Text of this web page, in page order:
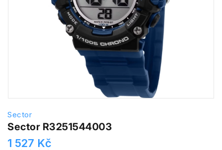
Sector
Sector R3251544003
1 527 Kč